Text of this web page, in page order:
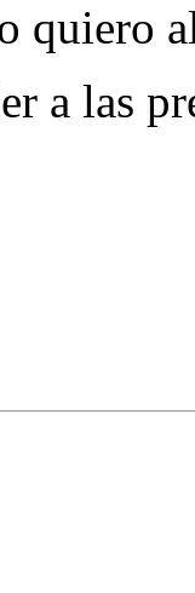
quiero
a las